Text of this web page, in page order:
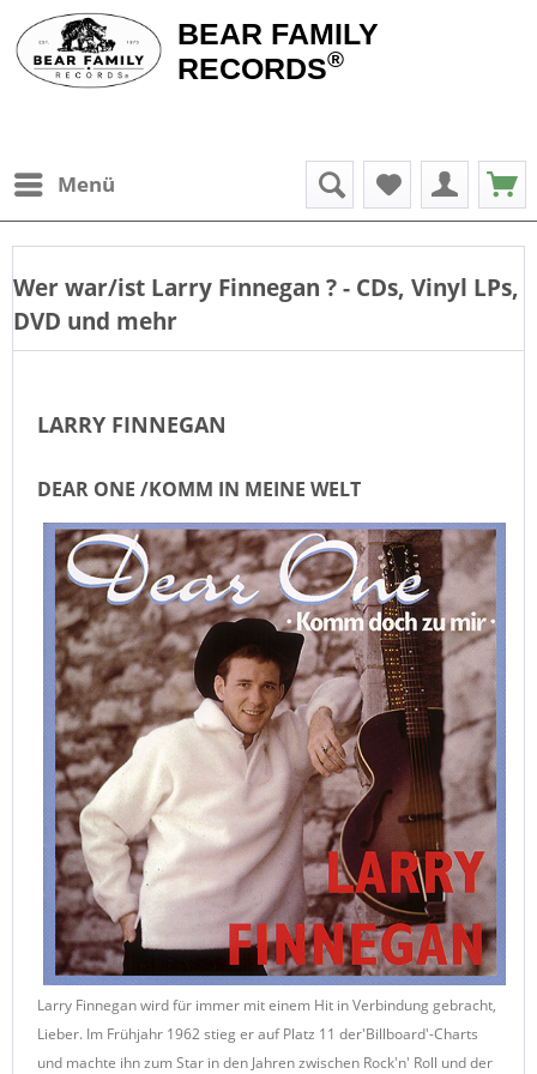
BEAR FAMILY
RECORDS®
Menü
Wer war/ist Larry Finnegan ? - CDs, Vinyl LPs,
DVD und mehr
LARRY FINNEGAN
DEAR ONE /KOMM IN MEINE WELT
Larry Finnegan wird für immer mit einem Hit in Verbindung gebracht,
Lieber. Im Frühjahr 1962 stieg er auf Platz 11 der'Billboard'-Charts
und machte ihn zum Star in den Jahren zwischen Rock'n' Roll und der